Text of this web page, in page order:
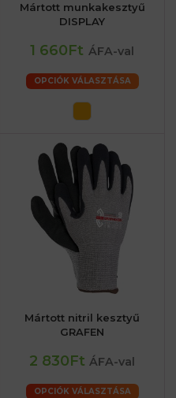
Mártott munkakesztyű
DISPLAY
1 660Ft ÁFA-val
OPCIÓK VÁLASZTÁSA
Mártott nitril kesztyű
GRAFEN
2 830Ft ÁFA-val
OPCIÓK VÁLASZTÁSA